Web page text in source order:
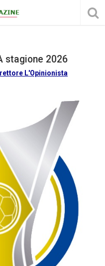
stagione 2026
L'Opinionista